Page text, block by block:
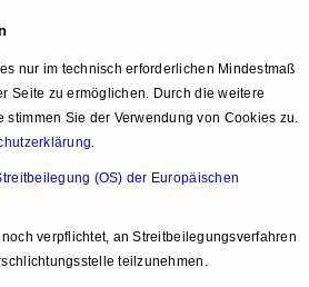
nur im technisch erforderlichen Mindestmaß
Seite zu ermöglichen. Durch die weitere
stimmen Sie der Verwendung von Cookies zu.
.
(OS) der Europäischen
verpflichtet, an Streitbeilegungsverfahren
teilzunehmen.